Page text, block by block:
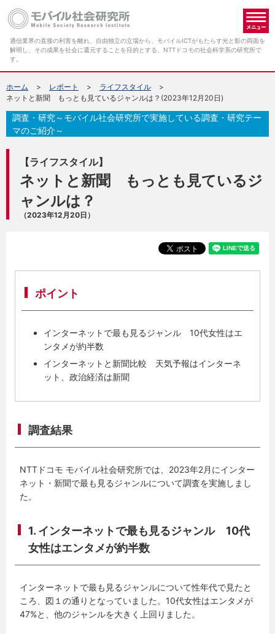
通信業界の直接の利害を離れ、自由独立の立場から、モバイルICTがもたらす光と影の両面を
解明し、その成果を社会に還元することを目的とする、NTTドコモの社会科学系の研究所で
す。
ホーム レポート
ライフスタイル
ネットと新聞 もっとも見ているジャンルは？(2023年12月20日)
【ライフスタイル】
ネットと新聞 もっとも見ているジ
ャンルは？
（2023年12月20日）
調査・研究～モバイル社会研究所で実施している調査・研究テー
マのご紹介～
ポイント
インターネットで最も見るジャンル 10代女性はエ
ンタメが約半数
インターネットと新聞比較 天気予報はインターネ
ット、政治経済は新聞
調査結果
NTTドコモ モバイル社会研究所では、2023年2月にインター
ネット・新聞で最も見るジャンルについて調査を実施しまし
た。
1. インターネットで最も見るジャンル 10代
女性はエンタメが約半数
インターネットで最も見るジャンルについて性年代で見たと
ころ、図１の通りとなっていました。10代女性はエンタメが
47%と、他のジャンルを大きく上回りました。